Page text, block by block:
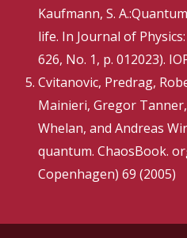
Kaufmann, S.
life. In Journal of
626, No. 1, p. 012023).
Cvitanovic, Predrag,
Mainieri, Gregor
Whelan, and Andreas
quantum. ChaosBook.
Copenhagen) 69 (2005)